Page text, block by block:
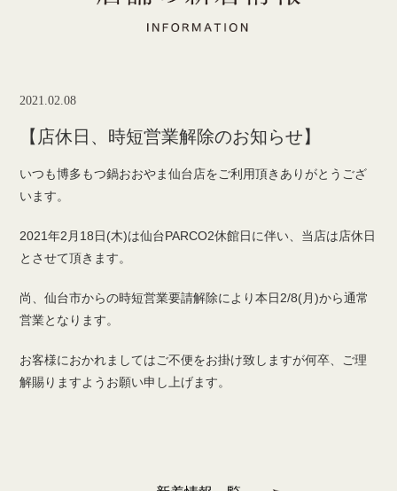
2021.02.08
【店休日、時短営業解除のお知らせ】
いつも博多もつ鍋おおやま仙台店をご利用頂きありがとうござ
います。
2021年2月18日(木)は仙台PARCO2休館日に伴い、当店は店休日
とさせて頂きます。
尚、仙台市からの時短営業要請解除により本日2/8(月)から通常
営業となります。
お客様におかれましてはご不便をお掛け致しますが何卒、ご理
解賜りますようお願い申し上げます。